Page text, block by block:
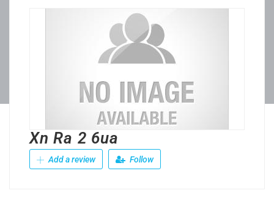
Xn Ra 2 6ua
Add a review Follow